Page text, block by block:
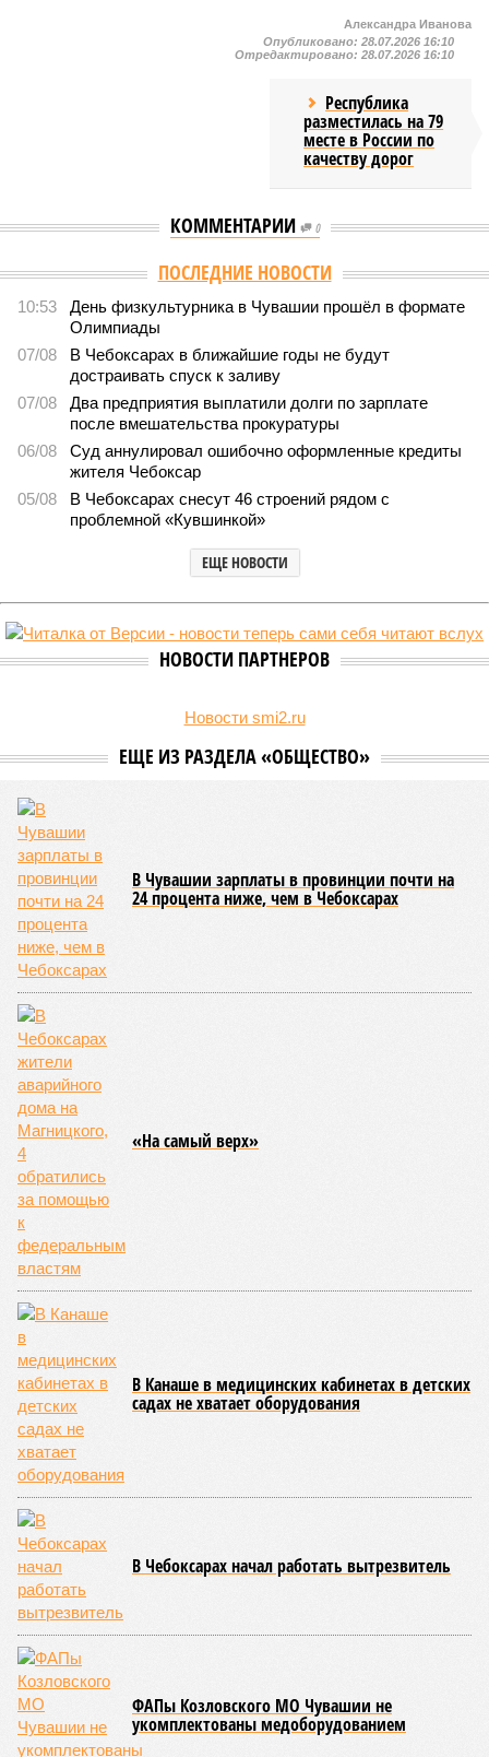
Александра Иванова
Опубликовано: 28.07.2026 16:10
Отредактировано: 28.07.2026 16:10
Республика
разместилась на 79
месте в России по
качеству дорог
КОММЕНТАРИИ 0
Версия //Общество //
В регионе учреждены удостоверения мастеров
В регионе учреждены удостоверения мастеров спорта по
борьбе керешу
2375
Заткнуть за пояс
(фото: wikimedia commons/Ilsurikat)
В Чувашской Республике последовательно реализуются меры,
направленные на повышение статуса и институциональное
развитие национальной борьбы на поясах керешу.
дисциплины в качестве приоритетной, но также утвердили
ведомственных знаков отличия, закрепив
атрибутов на уровне правительства субъекта. Согласно
обнародованным материалам, введены удостоверения и
нагрудные знаки мастера спорта Чувашии международного
класса по керешу, а также мастера спорта Чувашии.
Параллельно с этим разработана полная разрядная сетка
по керешу, охватывающая все ступени от третьего
юношеского разряда до уровня кандидата в мастера
спорта. Такая структура призвана обеспечить системность
в подготовке юных атлетов и создать чёткие ориентиры
для последовательного повышения их квалификации.
Керешу представляет собой традиционное единоборство,
уходящее корнями в культуру чувашского народа. Схватка
проходит следующим образом: соперники располагаются
лицом друг к другу, при этом через пояс каждого из них
перекинуто специальное матерчатое полотенце;
удерживаясь за этот элемент экипировки, борцы вступают
в противоборство, основная задача которого заключается в
том, чтобы опрокинуть противника.
Современная версия чувашской национальной борьбы
была создана в 1990-х годах. С того периода дисциплина
переживает этап активного возрождения, сохраняя при
этом неразрывную связь с многовековыми народными
традициями.
В настоящее время керешу демонстрирует рост
популярности. В 2024 году в столице республики, городе
Чебоксары, на базе спортивной школы № 11 состоялось
торжественное открытие Республиканского центра
единоборств «Керешу». площадка имеет все необходимые
условия для полноценной подготовки спортсменов
высокого класса.
В том же году был проведён первый официальный
чемпионат по керешу, участие в котором приняли
сильнейшие борцы со всех районов Чувашии; турнир
наглядно продемонстрировал динамичный и зрелищный
характер этого вида спорта.
Керешу включён в перечень приоритетных спортивных
дисциплин на территории Чувашской Республики. Кроме